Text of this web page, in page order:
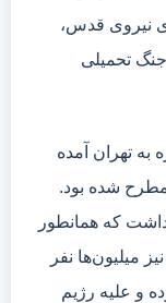
۹۰ تن از شهدای نیروی قدس،
تحمیلی
به تهران آمده
مطرح شده بود.
که همانطور
میلیون‌ها نفر
و علیه رژیم